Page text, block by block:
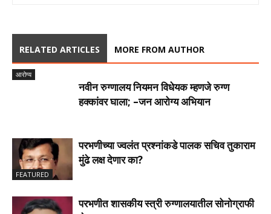
RELATED ARTICLES MORE FROM AUTHOR
आरोग्य
नवीन रुग्णालय नियमन विधेयक म्हणजे रुग्ण
हक्कांवर घाला; –जन आरोग्य अभियान
FEATURED
परभणीच्या ज्वलंत प्रश्नांकडे पालक सचिव तुकाराम
मुंढे लक्ष देणार का?
परभणीत शासकीय स्त्री रुग्णालयातील सोनोग्राफी